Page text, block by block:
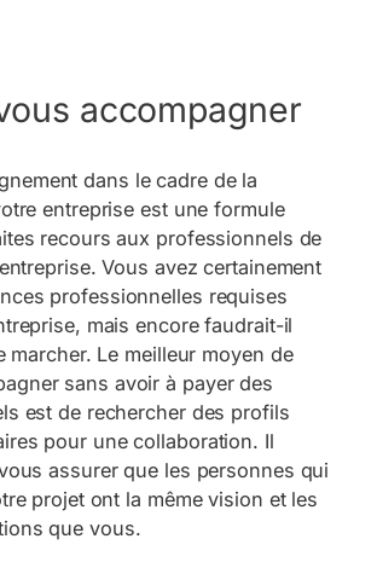
accompagner
dans le cadre de la
entreprise est une formule
recours aux professionnels de
Vous avez certainement
professionnelles requises
mais encore faudrait-il
marcher. Le meilleur moyen de
sans avoir à payer des
est de rechercher des profils
pour une collaboration. Il
assurer que les personnes qui
projet ont la même vision et les
que vous.